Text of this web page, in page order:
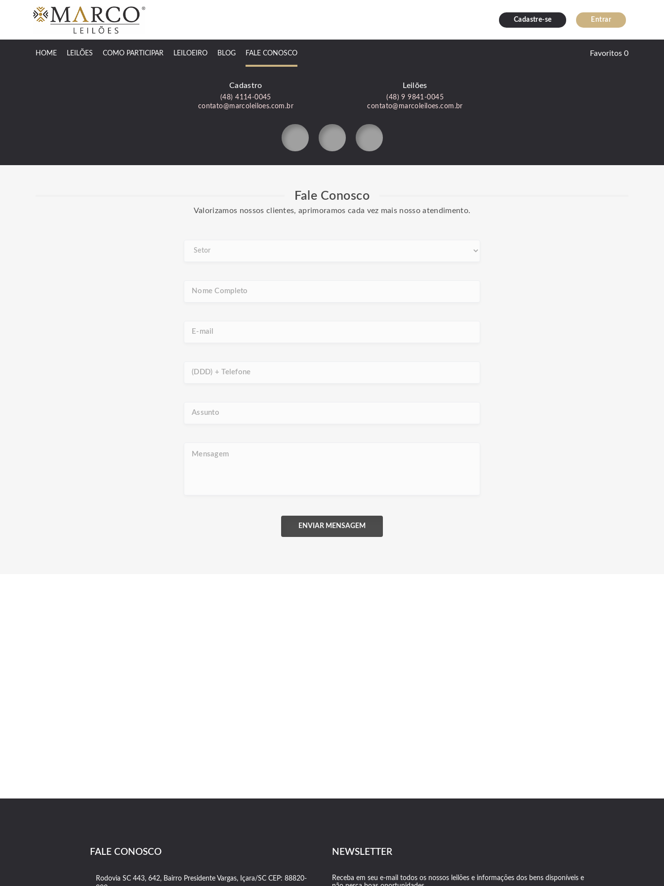
Cadastre-se Entrar
HOME LEILÕES COMO PARTICIPAR LEILOEIRO BLOG FALE CONOSCO Favoritos 0
Cadastro
(48) 4114-0045
contato@marcoleiloes.com.br
Leilões
(48) 9 9841-0045
contato@marcoleiloes.com.br
Fale Conosco
Valorizamos nossos clientes, aprimoramos cada vez mais nosso atendimento.
ENVIAR MENSAGEM
FALE CONOSCO
Rodovia SC 443, 642, Bairro Presidente Vargas, Içara/SC CEP: 88820-
NEWSLETTER
Receba em seu e-mail todos os nossos leilões e informações dos bens disponíveis e